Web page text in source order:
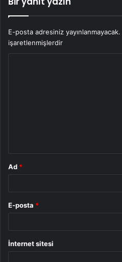
E-posta adresiniz yayınlanmayacak.
işaretlenmişlerdir
Ad *
E-posta *
İnternet sitesi